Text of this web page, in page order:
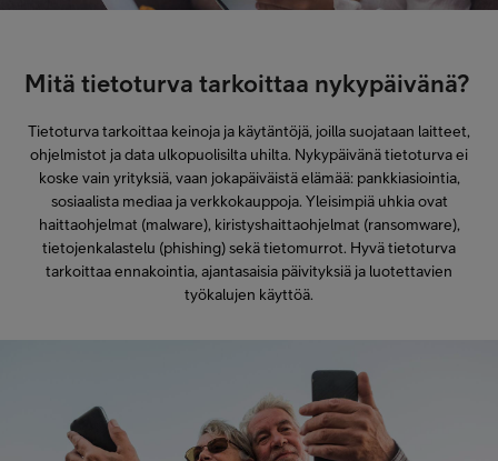
Mitä tietoturva tarkoittaa nykypäivänä?
Tietoturva tarkoittaa keinoja ja käytäntöjä, joilla suojataan laitteet,
ohjelmistot ja data ulkopuolisilta uhilta. Nykypäivänä tietoturva ei
koske vain yrityksiä, vaan jokapäiväistä elämää: pankkiasiointia,
sosiaalista mediaa ja verkkokauppoja. Yleisimpiä uhkia ovat
haittaohjelmat (malware), kiristyshaittaohjelmat (ransomware),
tietojenkalastelu (phishing) sekä tietomurrot. Hyvä tietoturva
tarkoittaa ennakointia, ajantasaisia päivityksiä ja luotettavien
työkalujen käyttöä.